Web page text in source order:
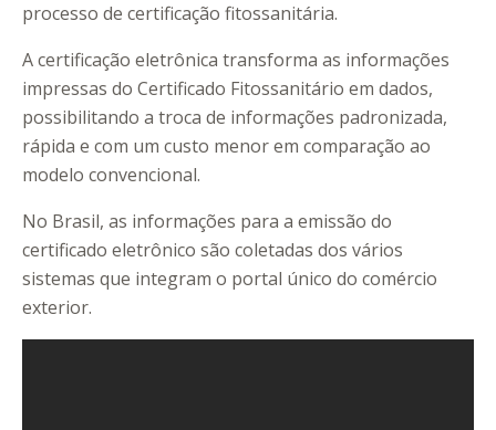
processo de certificação fitossanitária.
A certificação eletrônica transforma as informações
impressas do Certificado Fitossanitário em dados,
possibilitando a troca de informações padronizada,
rápida e com um custo menor em comparação ao
modelo convencional.
No Brasil, as informações para a emissão do
certificado eletrônico são coletadas dos vários
sistemas que integram o portal único do comércio
exterior.